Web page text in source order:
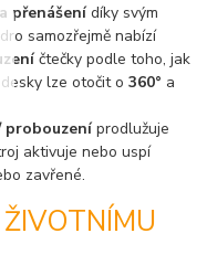
přenášenídíky svým
samozřejmě nabízí
čtečky podle toho, jak
lze otočit o360° a
probouzeníprodlužuje
aktivuje nebo uspí
zavřené.